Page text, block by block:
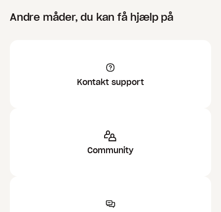
Andre måder, du kan få hjælp på
Kontakt support
Community